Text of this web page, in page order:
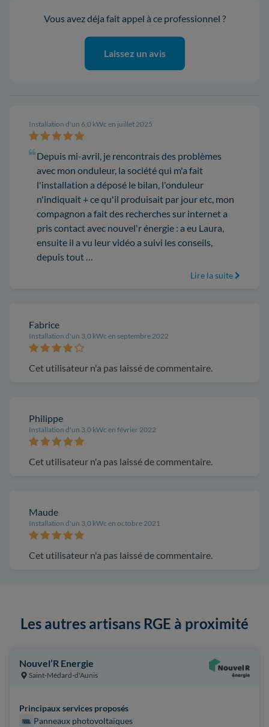
Vous avez déja fait appel à ce professionnel ?
Laissez un avis
Installation d'un 6,0 kWc en juillet 2025
Depuis mi-avril, je rencontrais des problèmes
avec mon onduleur, la société qui m'a fait
l'installation a déposé le bilan, l'onduleur
n'indiquait + ce qu'il produisait par jour etc, mon
compagnon a fait des recherches sur internet a
pris contact avec nouvel'r énergie : a eu Laura,
ensuite il a vu leur vidéo a suivi les conseils,
depuis tout …
Lire la suite
Fabrice
Installation d'un 3,0 kWc en septembre 2022
Cet utilisateur n'a pas laissé de commentaire.
Philippe
Installation d'un 3,0 kWc en février 2022
Cet utilisateur n'a pas laissé de commentaire.
Maude
Installation d'un 3,0 kWc en octobre 2021
Cet utilisateur n'a pas laissé de commentaire.
Les autres artisans RGE à proximité
Nouvel’R Energie
Saint-Médard-d'Aunis
Principaux services proposés
Panneaux photovoltaïques